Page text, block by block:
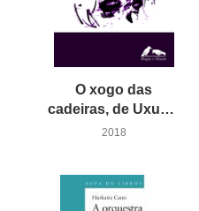
O xogo das
cadeiras, de Uxue Alberdi
2018